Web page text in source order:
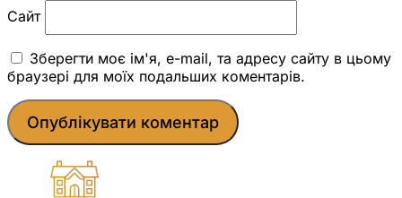
Сайт
Зберегти моє ім'я, e-mail, та адресу сайту в цьому
браузері для моїх подальших коментарів.